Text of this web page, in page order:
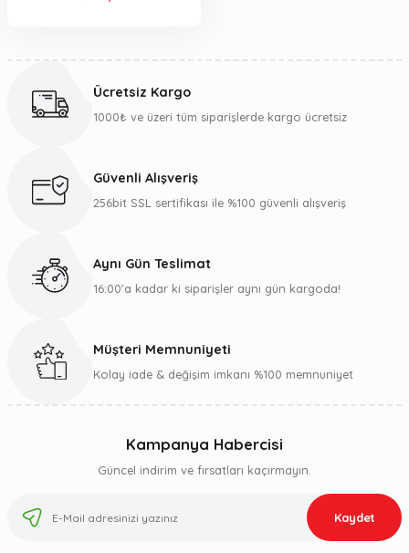
Ücretsiz Kargo
1000₺ ve üzeri tüm siparişlerde kargo ücretsiz
Güvenli Alışveriş
256bit SSL sertifikası ile %100 güvenli alışveriş
Aynı Gün Teslimat
16:00’a kadar ki siparişler aynı gün kargoda!
Müşteri Memnuniyeti
Kolay iade & değişim imkanı %100 memnuniyet
Kampanya Habercisi
Güncel indirim ve fırsatları kaçırmayın.
Kaydet